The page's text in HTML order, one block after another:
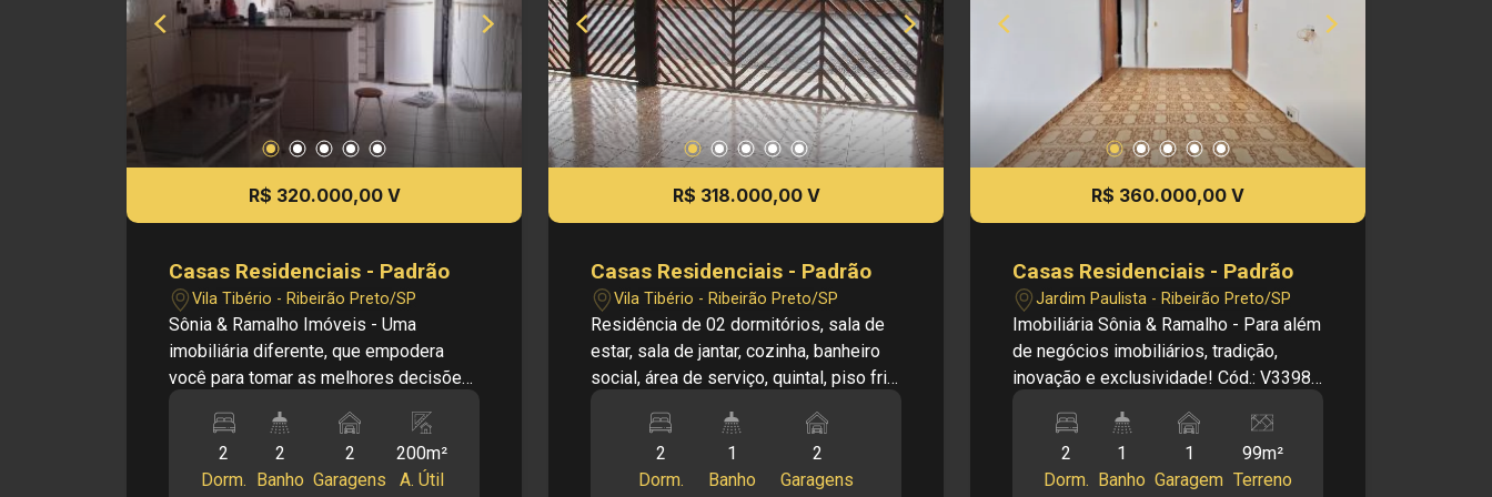
acabamento. - Porcelanato padrão -
Telhado metálico com telhas feitas sob
medida, à prova de vazamentos -
Grafiato - Ótimo acabamento - Garagem
fechada com portão basculante
Dimensões: - Área Terreno: 150,00m² -
Investimento de Venda: R$ 570.000,00
Ramalho. Para além de negócios
imobiliários, tradição, inovação e
exclusividade! Obs: A imobiliária se
reserva ao direito de alterar qualquer
informação referente aos valores,
dados e disponibilidade de seus
imóveis, sem aviso prévio.
direito de alterar qualquer informação
referente aos valores, dados e
disponibilidade de meus imóveis, sem
aviso prévio.
R$ 320.000,00 V
Casas Residenciais - Padrão
Vila Tibério - Ribeirão Preto/SP
Sônia & Ramalho Imóveis - Uma
imobiliária diferente, que empodera
você para tomar as melhores decisões.
no bairro Vila tiberio. Imagine os
benefícios de investir e/ou morar num
imóvel que possui 2 dormitórios, 2
2
Dorm.
2
Banho
2
Garagens
200m²
A. Útil
R$ 318.000,00 V
Casas Residenciais - Padrão
Vila Tibério - Ribeirão Preto/SP
Residência de 02 dormitórios, sala de
estar, sala de jantar, cozinha, banheiro
social, área de serviço, quintal, piso frio,
com 02 dormitórios, sala, cozinha,
banheiro e quintal. Estuda proposta.
2
Dorm.
1
Banho
2
Garagens
R$ 360.000,00 V
Casas Residenciais - Padrão
Jardim Paulista - Ribeirão Preto/SP
Imobiliária Sônia & Ramalho - Para além
de negócios imobiliários, tradição,
inovação e exclusividade! Cód.: V33980
Casa Padrão - Bairro Jardim Paulista -
Sala - Cozinha - Copa - 02 Dormitórios -
01 Banheiro - Área de Serviço - 0 Vaga
2
Dorm.
1
Banho
1
Garagem
99m²
Terreno